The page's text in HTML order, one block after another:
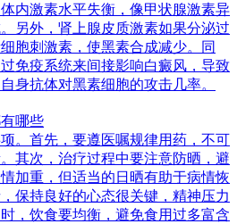
内激素水平失衡，像甲状腺激素异
另外，肾上腺皮质激素如果分泌过
胞刺激素，使黑素合成减少。同
免疫系统来间接影响白癜风，导致
身抗体对黑素细胞的攻击几率。
哪些
。首先，要遵医嘱规律用药，不可
其次，治疗过程中要注意防晒，避
加重，但适当的日晒有助于病情恢
保持良好的心态很关键，精神压力
，饮食要均衡，避免食用过多富含